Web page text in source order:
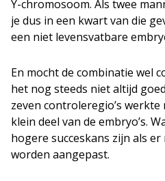
Y-chromosoom. Als twee
je dus in een kwart van die
een niet levensvatbare
En mocht de combinatie wel
het nog steeds niet altijd
zeven controleregio’s
klein deel van de embryo’s.
hogere succeskans zijn als
worden aangepast.